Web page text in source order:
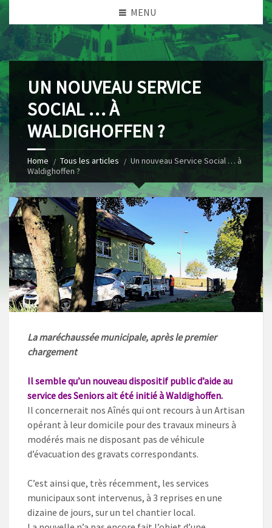
MENU
UN NOUVEAU SERVICE
SOCIAL … À
WALDIGHOFFEN ?
Home Tous les articles
Un nouveau Service Social … à
Waldighoffen ?
La maréchaussée municipale, après le premier
chargement
Il semble qu’un nouveau dispositif public d’aide au
service des Seniors ait été initié à Waldighoffen.
Il concernerait nos Aînés qui ont recours à un Artisan
opérant à leur domicile pour des travaux mineurs à
modérés mais ne disposant pas de véhicule
d’évacuation des gravats correspondants.
C’est ainsi que, très récemment, les services
municipaux sont intervenus, à 3 reprises en une
dizaine de jours, sur un tel chantier local.